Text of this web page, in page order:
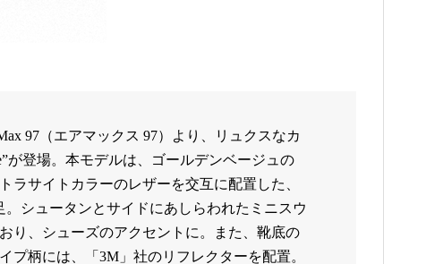
97（エアマックス 97）より、リュクスなカ
が登場。本モデルは、ゴールデンベージュの
ラサイトカラーのレザーを交互に配置した、
シュータンとサイドにあしらわれたミニスウ
り、シューズのアクセントに。また、靴底の
プ柄には、「3M」社のリフレクターを配置。